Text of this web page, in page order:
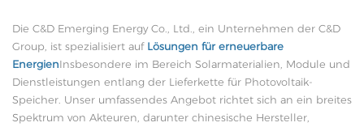
Die C&D Emerging Energy Co., Ltd., ein Unternehmen der C&D
Group, ist spezialisiert auf Lösungen für erneuerbare
EnergienInsbesondere im Bereich Solarmaterialien, Module und
Dienstleistungen entlang der Lieferkette für Photovoltaik-
Speicher. Unser umfassendes Angebot richtet sich an ein breites
Spektrum von Akteuren, darunter chinesische Hersteller,